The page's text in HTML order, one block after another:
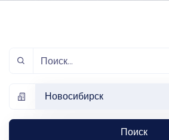
Новосибирск
Поиск